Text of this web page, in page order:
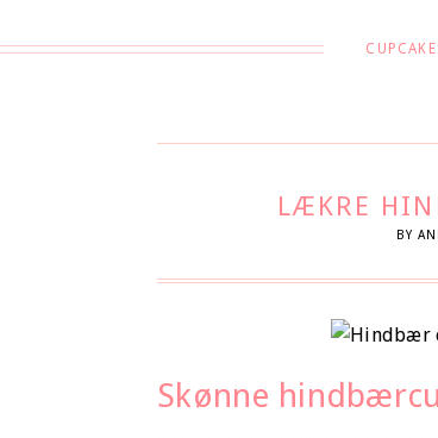
LÆKRE
BY
Skønne